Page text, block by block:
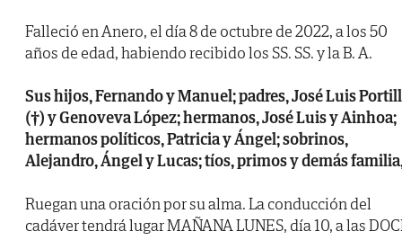
Falleció en Anero, el día 8 de octubre de 2022, a los 50
años de edad, habiendo recibido los SS. SS. y la B. A.
Sus hijos, Fernando y Manuel; padres, José Luis
(†) y Genoveva López; hermanos, José Luis y Ainhoa;
hermanos políticos, Patricia y Ángel; sobrinos,
Alejandro, Ángel y Lucas; tíos, primos y demás
Ruegan una oración por su alma. La conducción del
cadáver tendrá lugar MAÑANA LUNES, día 10, a las